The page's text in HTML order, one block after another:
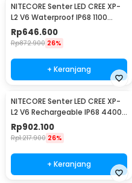
NITECORE Senter LED CREE XP-
L2 V6 Waterproof IP68 1100
Lumens - P10 V2
Rp646.600
Rp872.900 26%
+ Keranjang
NITECORE Senter LED CREE XP-
L2 V6 Rechargeable IP68 4400
Lumens - E4K
Rp902.100
Rp1.217.900 26%
+ Keranjang